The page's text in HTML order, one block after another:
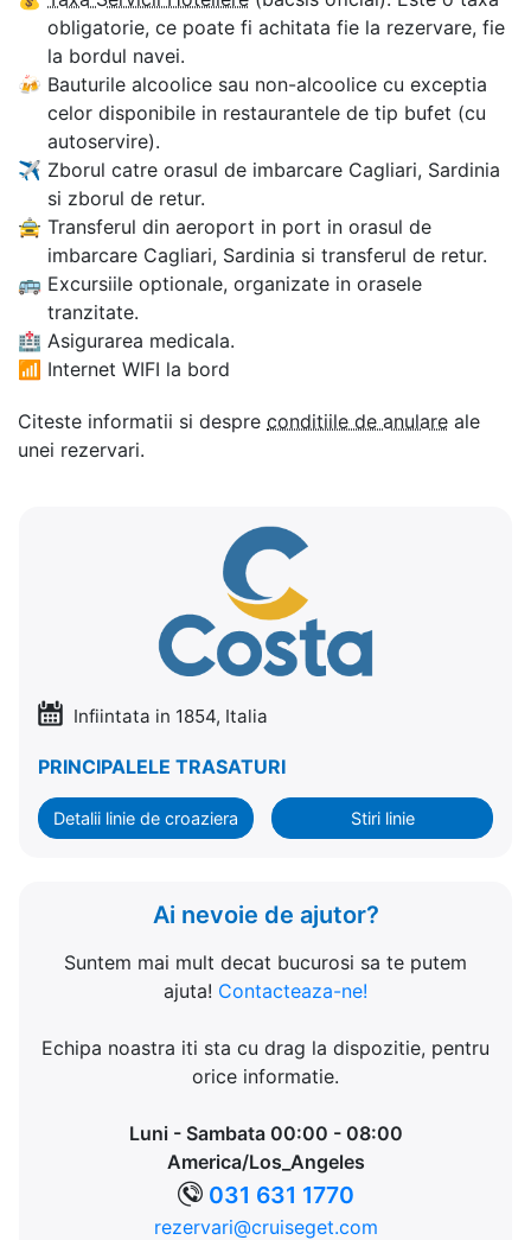
obligatorie, ce poate fi achitata fie la rezervare, fie
la bordul navei.
🍻 Bauturile alcoolice sau non-alcoolice cu exceptia
celor disponibile in restaurantele de tip bufet (cu
autoservire).
✈ Zborul catre orasul de imbarcare Cagliari, Sardinia
si zborul de retur.
🚖 Transferul din aeroport in port in orasul de
imbarcare Cagliari, Sardinia si transferul de retur.
🚌 Excursiile optionale, organizate in orasele
tranzitate.
🏥 Asigurarea medicala.
📶 Internet WIFI la bord
Citeste informatii si despre conditiile de anulare ale
unei rezervari.
Infiintata in 1854, Italia
PRINCIPALELE TRASATURI
Detalii linie de croaziera Stiri linie
Ai nevoie de ajutor?
Suntem mai mult decat bucurosi sa te putem
ajuta! Contacteaza-ne!
Echipa noastra iti sta cu drag la dispozitie, pentru
orice informatie.
Luni - Sambata 00:00 - 08:00
America/Los_Angeles
031 631 1770
rezervari@cruiseget.com